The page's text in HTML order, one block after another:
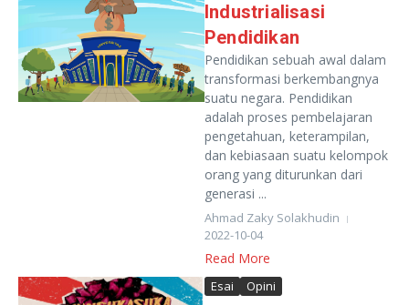
Industrialisasi
Pendidikan
Pendidikan sebuah awal dalam
transformasi berkembangnya
suatu negara. Pendidikan
adalah proses pembelajaran
pengetahuan, keterampilan,
dan kebiasaan suatu kelompok
orang yang diturunkan dari
generasi ...
Ahmad Zaky Solakhudin
2022-10-04
Read More
Esai Opini